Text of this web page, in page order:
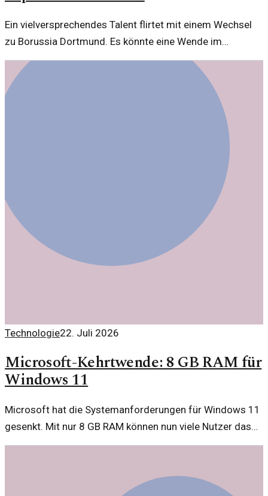
Ein vielversprechendes Talent flirtet mit einem Wechsel
zu Borussia Dortmund. Es könnte eine Wende im
Transfergeschehen bedeuten, insbesondere nach Kehls
Abgang.
Technologie22. Juli 2026
Microsoft-Kehrtwende: 8 GB RAM für
Windows 11
Microsoft hat die Systemanforderungen für Windows 11
gesenkt. Mit nur 8 GB RAM können nun viele Nutzer das
Betriebssystem installieren, was die Zugänglichkeit